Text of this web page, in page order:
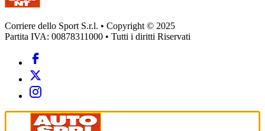
Corriere dello Sport S.r.l. • Copyright © 2025
Partita IVA: 00878311000 • Tutti i diritti Riservati